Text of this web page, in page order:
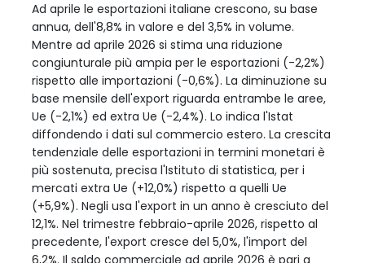
Ad aprile le esportazioni italiane crescono, su base
annua, dell'8,8% in valore e del 3,5% in volume.
Mentre ad aprile 2026 si stima una riduzione
congiunturale più ampia per le esportazioni (-2,2%)
rispetto alle importazioni (-0,6%). La diminuzione su
base mensile dell'export riguarda entrambe le aree,
Ue (-2,1%) ed extra Ue (-2,4%). Lo indica l'Istat
diffondendo i dati sul commercio estero. La crescita
tendenziale delle esportazioni in termini monetari è
più sostenuta, precisa l'Istituto di statistica, per i
mercati extra Ue (+12,0%) rispetto a quelli Ue
(+5,9%). Negli usa l'export in un anno è cresciuto del
12,1%. Nel trimestre febbraio-aprile 2026, rispetto al
precedente, l'export cresce del 5,0%, l'import del